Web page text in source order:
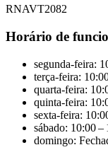
RNAVT2082
Horário de
segunda-feira:
terça-feira:
quarta-feira:
quinta-feira:
sexta-feira:
sábado: 10:00 –
domingo: